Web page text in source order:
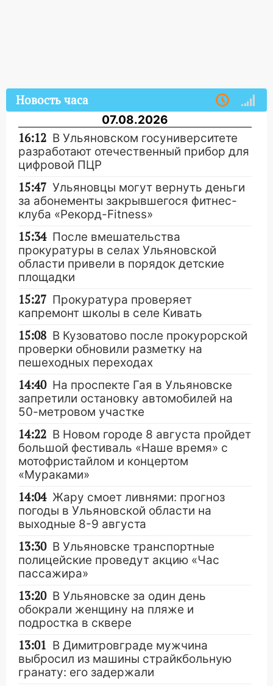
Новость часа
07.08.2026
16:12 В Ульяновском госуниверситете
разработают отечественный прибор для
цифровой ПЦР
15:47 Ульяновцы могут вернуть деньги
за абонементы закрывшегося фитнес-
клуба «Рекорд-Fitness»
15:34 После вмешательства
прокуратуры в селах Ульяновской
области привели в порядок детские
площадки
15:27 Прокуратура проверяет
капремонт школы в селе Кивать
15:08 В Кузоватово после прокурорской
проверки обновили разметку на
пешеходных переходах
14:40 На проспекте Гая в Ульяновске
запретили остановку автомобилей на
50-метровом участке
14:22 В Новом городе 8 августа пройдет
большой фестиваль «Наше время» с
мотофристайлом и концертом
«Мураками»
14:04 Жару смоет ливнями: прогноз
погоды в Ульяновской области на
выходные 8-9 августа
13:30 В Ульяновске транспортные
полицейские проведут акцию «Час
пассажира»
13:20 В Ульяновске за один день
обокрали женщину на пляже и
подростка в сквере
13:01 В Димитровграде мужчина
выбросил из машины страйкбольную
гранату: его задержали